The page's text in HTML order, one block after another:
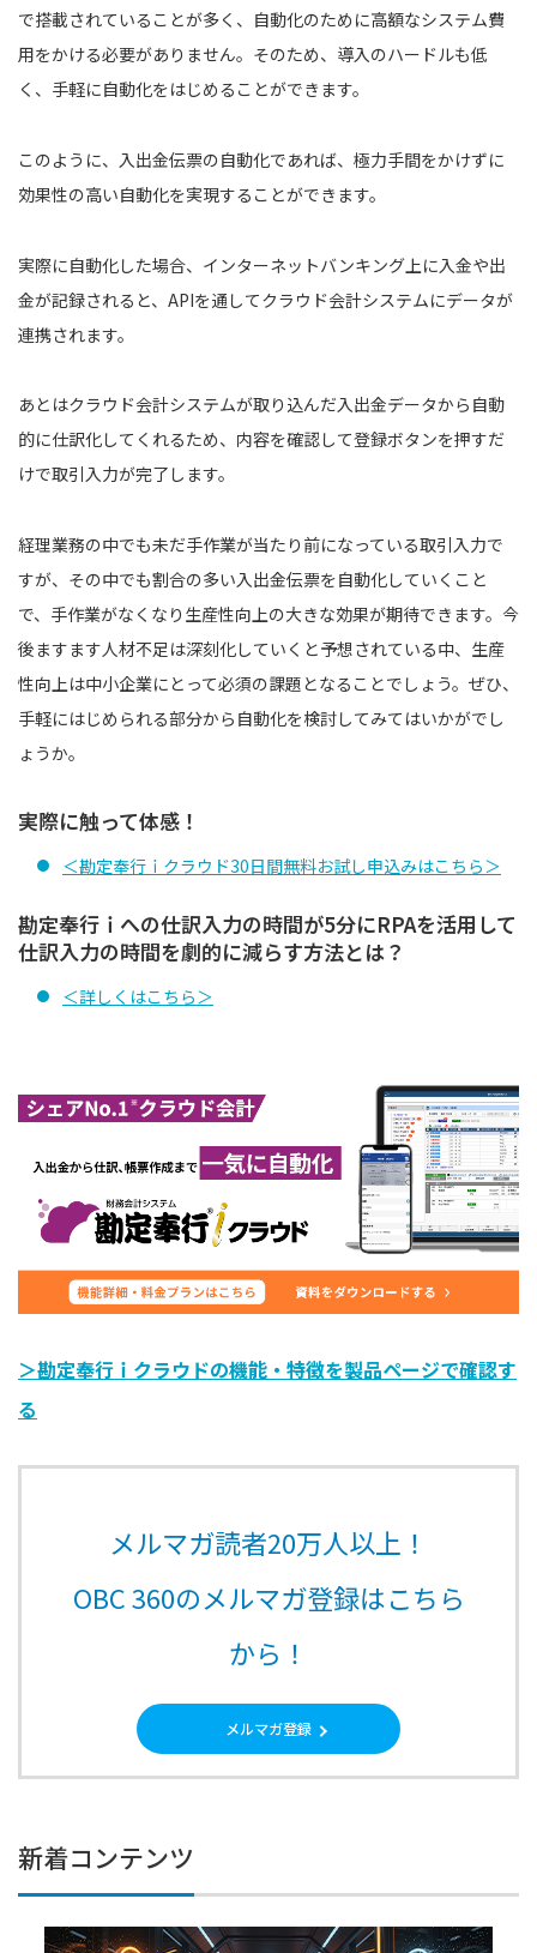
で搭載されていることが多く、自動化のために高額なシステム費
用をかける必要がありません。そのため、導入のハードルも低
く、手軽に自動化をはじめることができます。
このように、入出金伝票の自動化であれば、極力手間をかけずに
効果性の高い自動化を実現することができます。
実際に自動化した場合、インターネットバンキング上に入金や出
金が記録されると、 APIを通してクラウド会計システムにデータが
連携されます。
あとはクラウド会計システムが取り込んだ入出金データから自動
的に仕訳化してくれるため、内容を確認して登録ボタンを押すだ
けで取引入力が完了します。
経理業務の中でも未だ手作業が当たり前になっている取引入力で
すが、その中でも割合の多い入出金伝票を自動化していくこと
で、手作業がなくなり生産性向上の大きな効果が期待できます。今
後ますます人材不足は深刻化していくと予想されている中、生産
性向上は中小企業にとって必須の課題となることでしょう。ぜひ、
手軽にはじめられる部分から自動化を検討してみてはいかがでし
ょうか。
実際に触って体感！
＜勘定奉行ｉクラウド30日間無料お試し申込みはこちら＞
勘定奉行ｉへの仕訳入力の時間が5分にRPAを活用して
仕訳入力の時間を劇的に減らす方法とは？
＜詳しくはこちら＞
＞勘定奉行ｉクラウドの機能・特徴を製品ページで確認す
る
メルマガ読者20万人以上！
OBC 360のメルマガ登録はこちら
から！
メルマガ登録
新着コンテンツ